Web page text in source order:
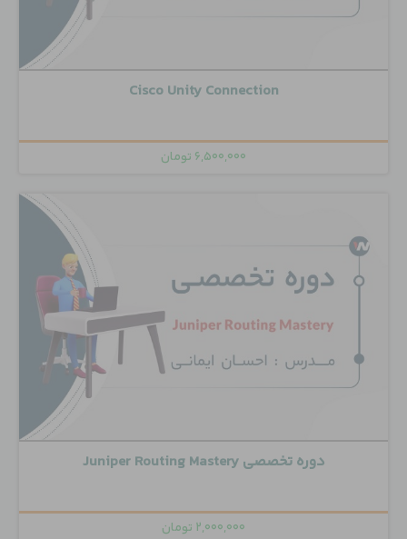
Cisco Unity Connection
۶,۵۰۰,۰۰۰ تومان
دوره تخصصی Juniper Routing Mastery
۲,۰۰۰,۰۰۰ تومان